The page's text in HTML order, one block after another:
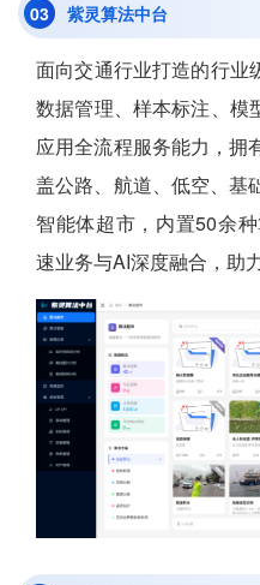
03 紫灵算法中台
面向交通行业打造的行业
数据管理、样本标注、模
应用全流程服务能力，拥
盖公路、航道、低空、基
智能体超市，内置50余
速业务与AI深度融合，助